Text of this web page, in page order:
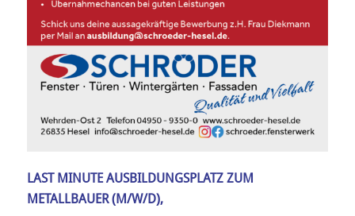
LAST MINUTE AUSBILDUNGSPLATZ ZUM
METALLBAUER (M/W/D),